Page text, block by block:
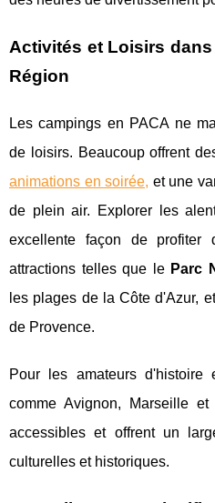
Activités et Loisirs
Région
Les campings en PACA ne
de loisirs. Beaucoup offrent
animations en soirée, et une
de plein air. Explorer les
excellente façon de
attractions telles que le Parc
les plages de la Côte d'Azur,
de Provence.
Pour les amateurs
comme Avignon, Marseille
accessibles et offrent un
culturelles et historiques.